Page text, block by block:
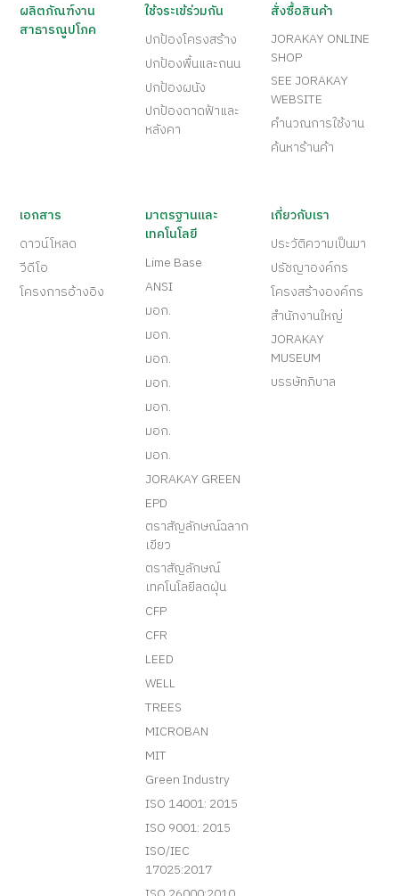
ผลิตภัณฑ์งาน
สาธารณูปโภค
ใช้จระเข้ร่วมกัน
ปกป้องโครงสร้าง
ปกป้องพื้นและถนน
ปกป้องผนัง
ปกป้องดาดฟ้าและ
หลังคา
สั่งซื้อสินค้า
JORAKAY ONLINE
SHOP
SEE JORAKAY
WEBSITE
คำนวณการใช้งาน
ค้นหาร้านค้า
เอกสาร
ดาวน์โหลด
วีดีโอ
โครงการอ้างอิง
มาตรฐานและ
เทคโนโลยี
Lime Base
ANSI
มอก.
มอก.
มอก.
มอก.
มอก.
มอก.
มอก.
JORAKAY GREEN
EPD
ตราสัญลักษณ์ฉลาก
เขียว
ตราสัญลักษณ์
เทคโนโลยีลดฝุ่น
CFP
CFR
LEED
WELL
TREES
MICROBAN
MIT
Green Industry
ISO 14001: 2015
ISO 9001: 2015
ISO/IEC
17025:2017
เกี่ยวกับเรา
ประวัติความเป็นมา
ปรัชญาองค์กร
โครงสร้างองค์กร
สำนักงานใหญ่
JORAKAY
MUSEUM
บรรษัทภิบาล